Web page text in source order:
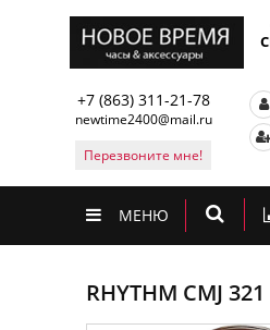
+7 (863) 311-21-78
newtime2400@mail.ru
Перезвоните мне!
МЕНЮ
RHYTHM CMJ